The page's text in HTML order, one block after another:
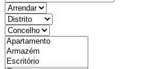
objective
districtId
countyId
types